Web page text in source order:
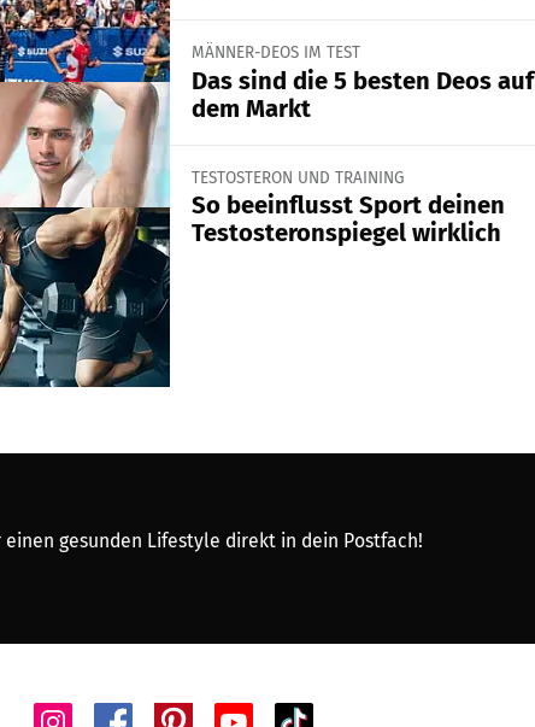
MÄNNER-DEOS IM TEST
Das sind die 5 besten Deos auf
dem Markt
TESTOSTERON UND TRAINING
So beeinflusst Sport deinen
Testosteronspiegel wirklich
gesunden Lifestyle direkt in dein Postfach!